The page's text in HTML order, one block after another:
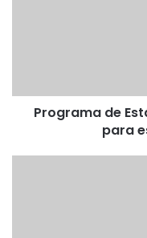
estudantes
Programa de
para